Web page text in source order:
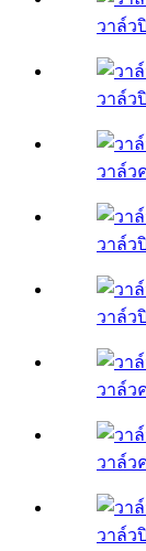
วาล์ว
วาล์ว
วาล์ว
วาล์ว
วาล์ว
วาล์ว
วาล์ว
วาล์ว